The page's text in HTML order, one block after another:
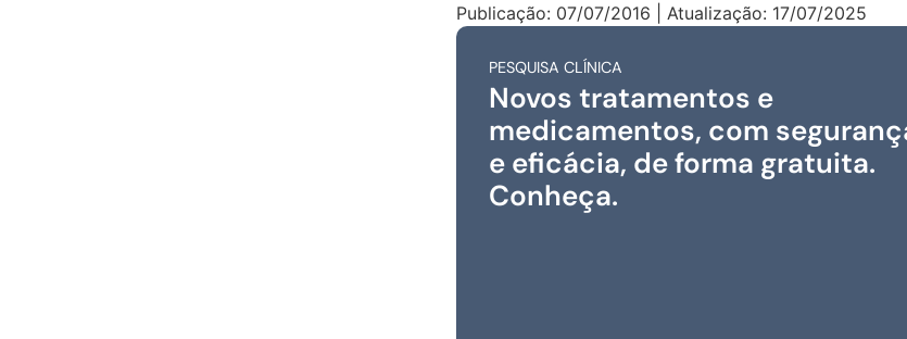
Publicação: 07/07/2016 | Atualização: 17/07/2025
PESQUISA CLÍNICA
Novos tratamentos e
medicamentos, com
e eficácia, de forma gratuita.
Conheça.